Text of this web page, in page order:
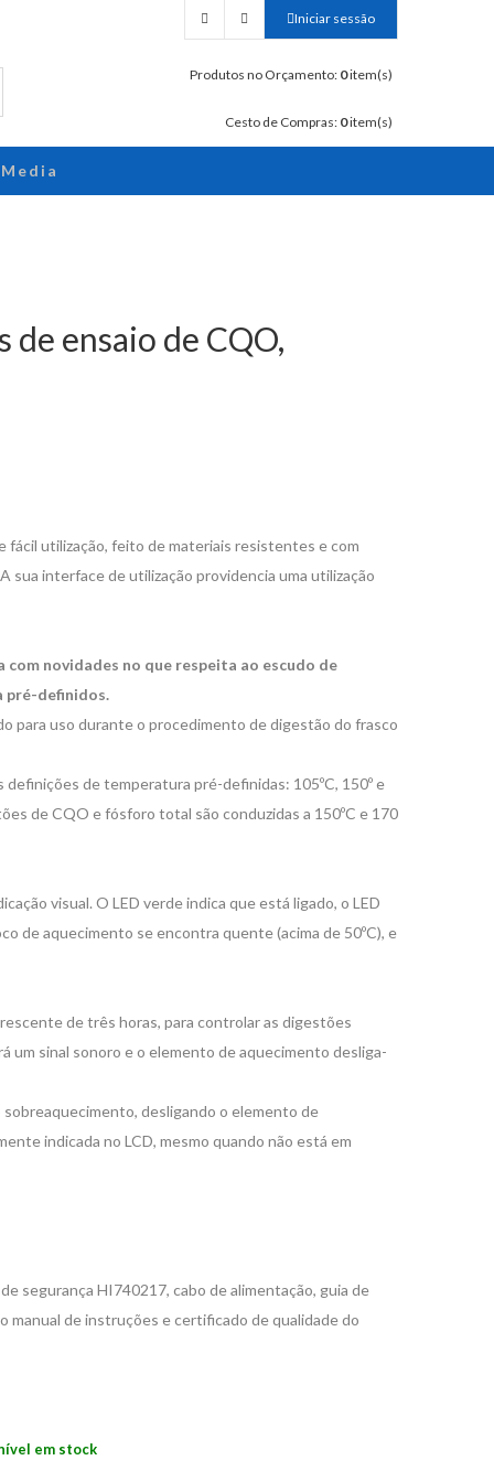
Iniciar sessão
Produtos no Orçamento: 0item(s)
Cesto de Compras: 0item(s)
Media
ensaio de CQO,
utilização, feito de materiais resistentes e com
sua interface de utilização providencia uma utilização
novidades no que respeita ao escudo de
pré-definidos.
para uso durante o procedimento de digestão do frasco
de temperatura pré-definidas: 105ºC, 150º e
de CQO e fósforo total são conduzidas a 150ºC e 170
visual. O LED verde indica que está ligado, o LED
de aquecimento se encontra quente (acima de 50ºC), e
de três horas, para controlar as digestões
um sinal sonoro e o elemento de aquecimento desliga-
desligando o elemento de
indicada no LCD, mesmo quando não está em
segurança HI740217, cabo de alimentação, guia de
manual de instruções e certificado de qualidade do
em stock